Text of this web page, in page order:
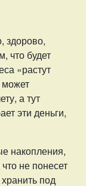
здорово,
что будет
«растут
а тут
эти деньги,
накопления,
не понесет
под